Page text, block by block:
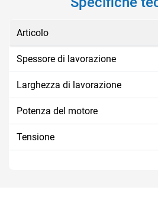
Articolo
Spessore di lavorazione
Larghezza di lavorazione
Potenza del motore
Tensione